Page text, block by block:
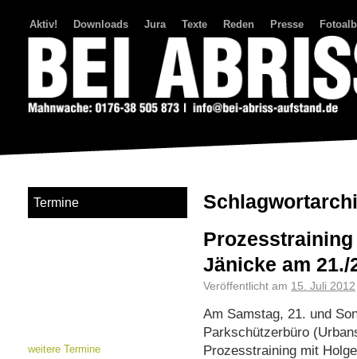
Aktiv! Downloads Jura Texte Reden Presse
Jänicke am 21./
Veröffentlicht am 15. Juli 2012
Am Samstag, 21. und
Parkschützerbüro
Prozesstraining mit
Termine
weitere Termine